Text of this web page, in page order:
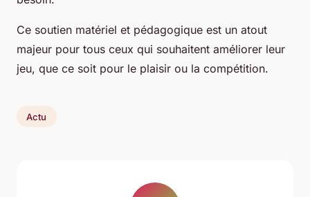
Ce soutien matériel et pédagogique est un atout
majeur pour tous ceux qui souhaitent améliorer leur
jeu, que ce soit pour le plaisir ou la compétition.
Actu